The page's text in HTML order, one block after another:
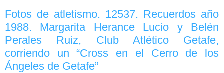
Fotos de atletismo. 12537. Recuerdos año
1988. Margarita Herance Lucio y Belén
Perales Ruiz, Club Atlético Getafe,
corriendo un “Cross en el Cerro de los
Ángeles de Getafe”